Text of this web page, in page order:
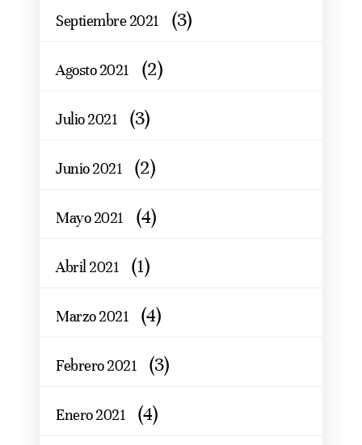
Septiembre 2021 (3)
Agosto 2021 (2)
Julio 2021 (3)
Junio 2021 (2)
Mayo 2021 (4)
Abril 2021 (1)
Marzo 2021 (4)
Febrero 2021 (3)
Enero 2021 (4)